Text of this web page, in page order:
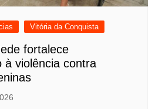
Vitória da Conquista
fortalece
à violência contra